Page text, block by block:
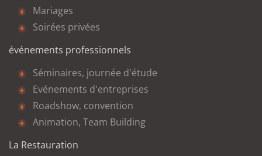
Mariages
Soirées privées
événements professionnels
Séminaires, journée d'étude
Evénements d'entreprises
Roadshow, convention
Animation, Team Building
La Restauration